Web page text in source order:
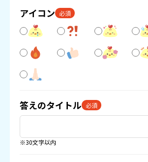
アイコン 必須
答えのタイトル 必須
※30文字以内